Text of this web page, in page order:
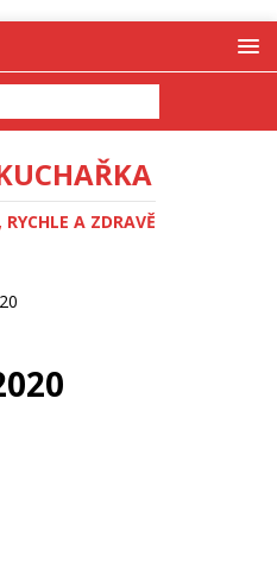
A ZDRAVĚ